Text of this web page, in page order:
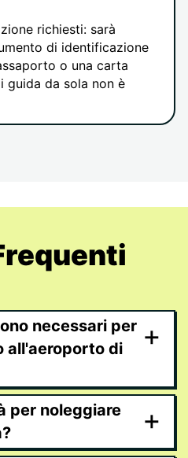
richiesti: sarà
di identificazione
o una carta
guida da sola non è
necessari per
all'aeroporto di
+
per noleggiare
+